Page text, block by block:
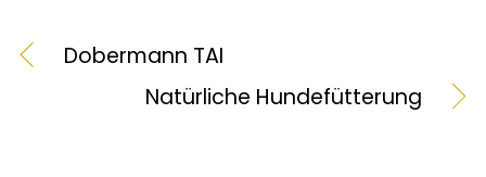
Dobermann TAI
Natürliche Hundefütterung